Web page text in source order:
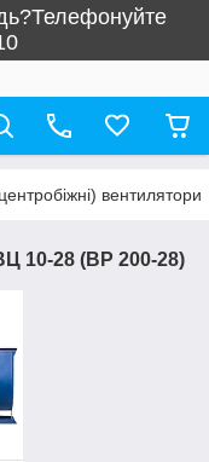
вентилятори
10-28 (ВР 200-28)